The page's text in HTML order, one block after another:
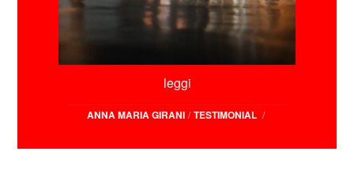
leggi
ANNA MARIA GIRANI / TESTIMONIAL /